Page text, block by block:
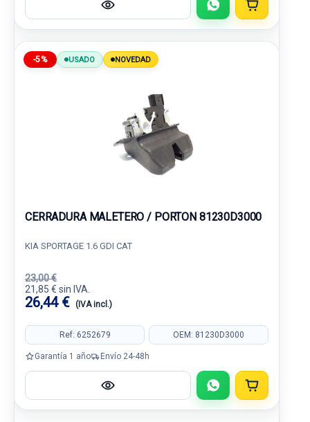
-5% USADO NOVEDAD
CERRADURA MALETERO / PORTON 81230D3000
KIA SPORTAGE 1.6 GDI CAT
23,00 €
21,85 € sin IVA.
26,44 € (IVA incl.)
Ref: 6252679 OEM: 81230D3000
Garantía 1 año Envío 24-48h